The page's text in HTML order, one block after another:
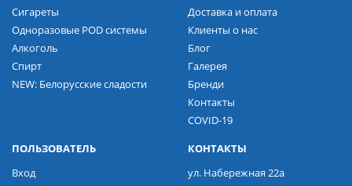
Сигареты
Одноразовые POD системы
Алкоголь
Спирт
NEW: Белорусские сладости
Доставка и оплата
Клиенты о нас
Блог
Галерея
Бренди
Контакты
COVID-19
ПОЛЬЗОВАТЕЛЬ
Вход
КОНТАКТЫ
ул. Набережная 22а